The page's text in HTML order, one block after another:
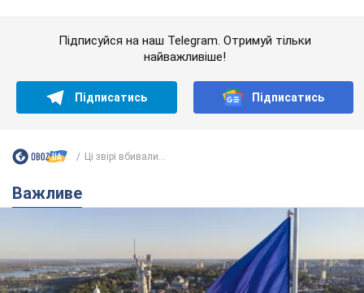
Якою була оригінальна версія гімну України та
чому її боялася Російська імперія: про це не
Державним символом є тільки перший куплет та приспів пісні
годину тому 3,2 т.